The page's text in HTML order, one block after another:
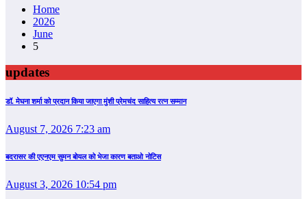
Home
2026
June
5
updates
डॉ. मेघना शर्मा को प्रदान किया जाएगा मुंशी प्रेमचंद साहित्य रत्न सम्‍मान
August 7, 2026 7:23 am
बदरासर की एएनएम सुमन बोयल को भेजा कारण बताओ नोटिस
August 3, 2026 10:54 pm